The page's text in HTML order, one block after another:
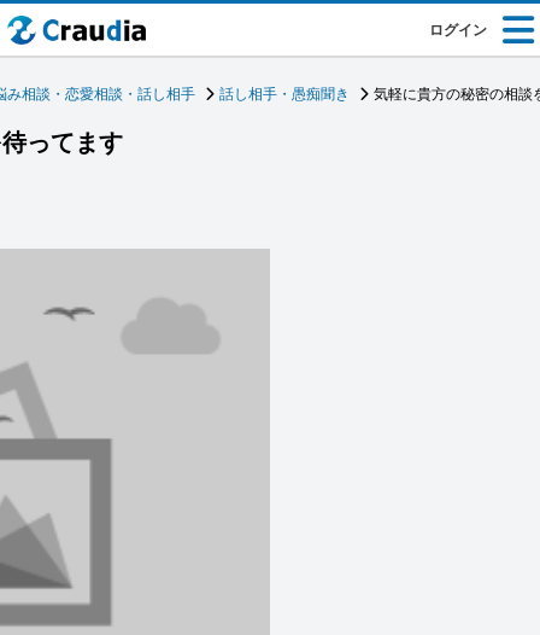
ログイン
み相談・恋愛相談・話し相手 話し相手・愚痴聞き 気軽に貴方の秘密の相談
ってます